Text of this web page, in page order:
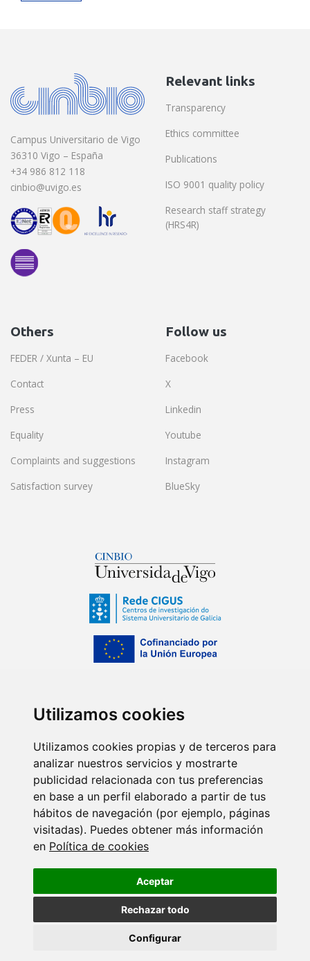
Utilizamos cookies
Utilizamos cookies propias y de terceros para
analizar nuestros servicios y mostrarte
publicidad relacionada con tus preferencias
en base a un perfil elaborado a partir de tus
hábitos de navegación (por ejemplo, páginas
visitadas). Puedes obtener más información
en Política de cookies
Aceptar
Rechazar todo
Configurar
Campus Universitario de Vigo
36310 Vigo – España
+34 986 812 118
cinbio@uvigo.es
Relevant links
Transparency
Ethics committee
Publications
ISO 9001 quality policy
Research staff strategy
(HRS4R)
Others
FEDER / Xunta – EU
Contact
Press
Equality
Complaints and suggestions
Satisfaction survey
Follow us
Facebook
X
Linkedin
Youtube
Instagram
BlueSky
Centro de investigación del Sistema Universitario de
Galicia (ED431G/2023/06)
Promover el desarrollo tecnológico, la innovación y una